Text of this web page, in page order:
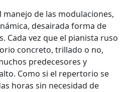
de las modulaciones,
desairada forma de
Cada vez que el pianista ruso
concreto, trillado o no,
predecesores y
Como si el repertorio se
horas sin necesidad de